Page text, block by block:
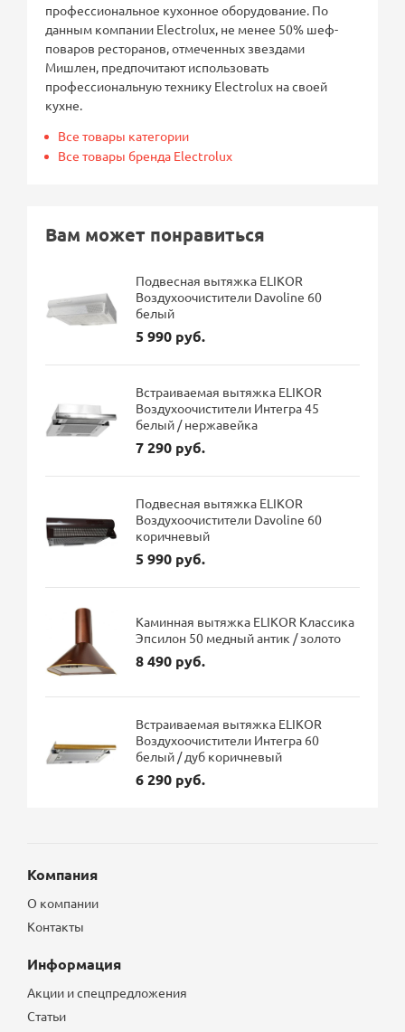
профессиональное кухонное оборудование. По
данным компании Electrolux, не менее 50% шеф-
поваров ресторанов, отмеченных звездами
Мишлен, предпочитают использовать
профессиональную технику Electrolux на своей
кухне.
Все товары категории
Все товары бренда Electrolux
Вам может понравиться
Подвесная вытяжка ELIKOR
Воздухоочистители Davoline 60
белый
5 990 руб.
Встраиваемая вытяжка ELIKOR
Воздухоочистители Интегра 45
белый / нержавейка
7 290 руб.
Подвесная вытяжка ELIKOR
Воздухоочистители Davoline 60
коричневый
5 990 руб.
Каминная вытяжка ELIKOR Классика
Эпсилон 50 медный антик / золото
8 490 руб.
Встраиваемая вытяжка ELIKOR
Воздухоочистители Интегра 60
белый / дуб коричневый
6 290 руб.
Компания
О компании
Контакты
Информация
Акции и спецпредложения
Статьи